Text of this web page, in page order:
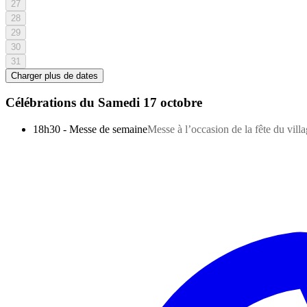
27
28
29
30
31
Charger plus de dates
Célébrations du Samedi 17 octobre
18h30 - Messe de semaineMesse à l’occasion de la fête du